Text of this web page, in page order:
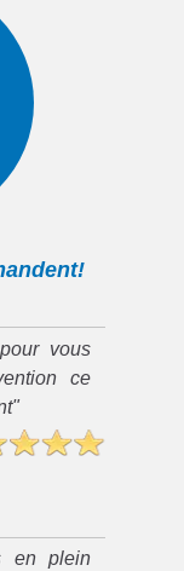
vous
ce
en plein